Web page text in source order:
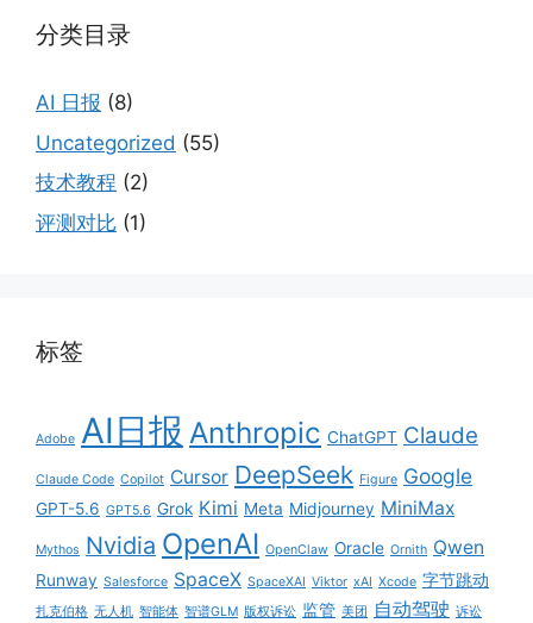
分类目录
AI 日报 (8)
Uncategorized (55)
技术教程 (2)
评测对比 (1)
标签
Adobe AI日报 Anthropic ChatGPT Claude
Claude Code Copilot Cursor DeepSeek Figure Google
GPT-5.6 GPT5.6 Grok Kimi Meta Midjourney MiniMax
Mythos Nvidia OpenAI OpenClaw Oracle Ornith Qwen
Runway Salesforce SpaceX SpaceXAI Viktor xAI Xcode 字节跳动
扎克伯格 无人机 智能体 智谱GLM 版权诉讼 监管 美团 自动驾驶 诉讼